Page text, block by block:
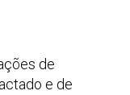
de
e de